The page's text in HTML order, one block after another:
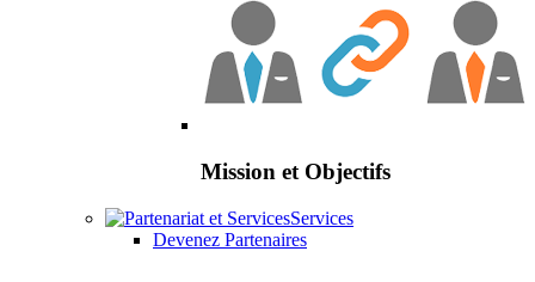
Mission et Objectifs
Services
Devenez Partenaires